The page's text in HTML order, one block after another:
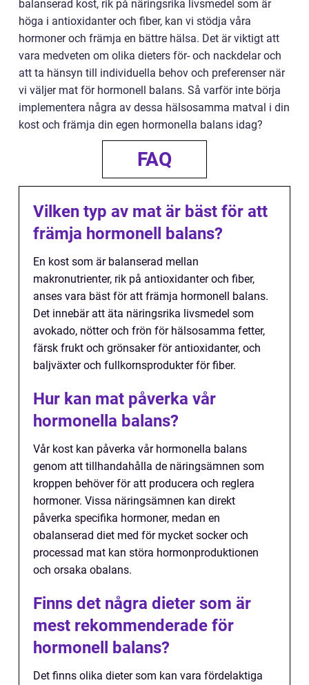
balanserad kost, rik på näringsrika livsmedel som är
höga i antioxidanter och fiber, kan vi stödja våra
hormoner och främja en bättre hälsa. Det är viktigt att
vara medveten om olika dieters för- och nackdelar och
att ta hänsyn till individuella behov och preferenser när
vi väljer mat för hormonell balans. Så varför inte börja
implementera några av dessa hälsosamma matval i din
kost och främja din egen hormonella balans idag?
FAQ
Vilken typ av mat är bäst för att
främja hormonell balans?
En kost som är balanserad mellan
makronutrienter, rik på antioxidanter och fiber,
anses vara bäst för att främja hormonell balans.
Det innebär att äta näringsrika livsmedel som
avokado, nötter och frön för hälsosamma fetter,
färsk frukt och grönsaker för antioxidanter, och
baljväxter och fullkornsprodukter för fiber.
Hur kan mat påverka vår
hormonella balans?
Vår kost kan påverka vår hormonella balans
genom att tillhandahålla de näringsämnen som
kroppen behöver för att producera och reglera
hormoner. Vissa näringsämnen kan direkt
påverka specifika hormoner, medan en
obalanserad diet med för mycket socker och
processad mat kan störa hormonproduktionen
och orsaka obalans.
Finns det några dieter som är
mest rekommenderade för
hormonell balans?
Det finns olika dieter som kan vara fördelaktiga